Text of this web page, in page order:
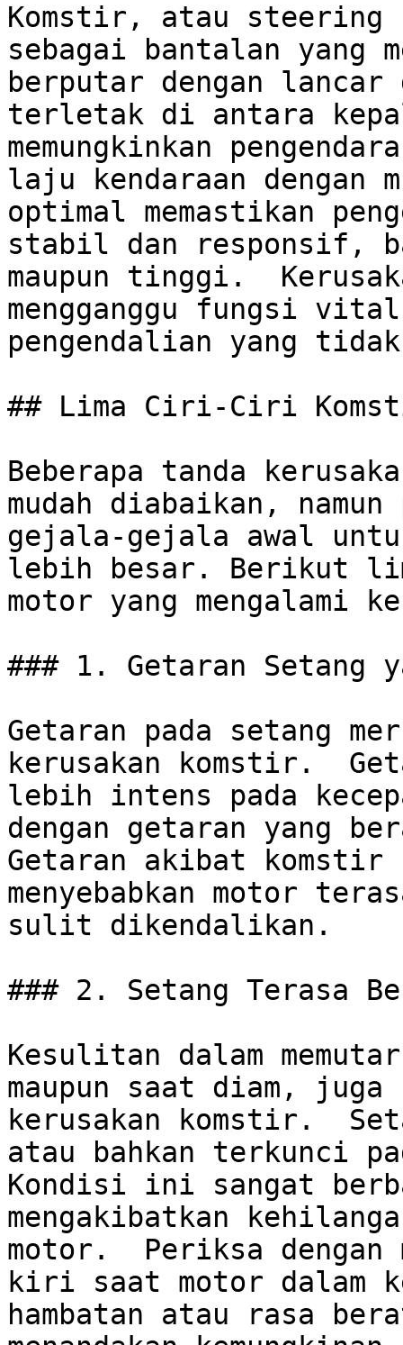
Komstir, atau steering
sebagai bantalan yang
berputar dengan
terletak di antara
memungkinkan
laju kendaraan dengan
optimal memastikan
stabil dan responsif,
maupun tinggi.
mengganggu fungsi
pengendalian yang
## Lima Ciri-Ciri
Beberapa tanda
mudah diabaikan,
gejala-gejala awal
lebih besar. Berikut
motor yang mengalami
### 1. Getaran Setang
Getaran pada setang
kerusakan komstir.
lebih intens pada
dengan getaran yang
Getaran akibat
menyebabkan motor
sulit dikendalikan.
### 2. Setang Terasa
Kesulitan dalam
maupun saat diam,
kerusakan komstir.
atau bahkan terkunci
Kondisi ini sangat
mengakibatkan
motor.  Periksa dengan
kiri saat motor dalam
hambatan atau rasa